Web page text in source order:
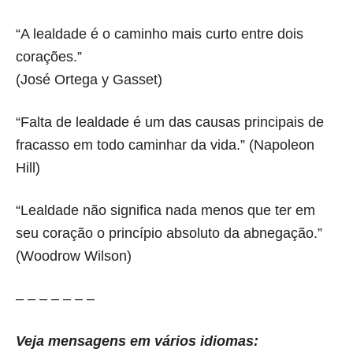
“A lealdade é o caminho mais curto entre dois
corações.”
(José Ortega y Gasset)
“Falta de lealdade é um das causas principais de
fracasso em todo caminhar da vida.” (Napoleon
Hill)
“Lealdade não significa nada menos que ter em
seu coração o princípio absoluto da abnegação.”
(Woodrow Wilson)
– – – – – – –
Veja mensagens em vários idiomas: